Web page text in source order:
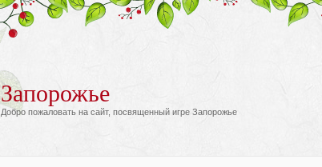
Запорожье
Добро пожаловать на сайт, посвященный игре Запорожье